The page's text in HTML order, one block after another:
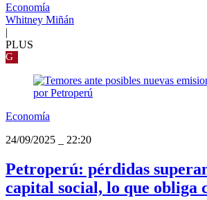
Economía
Whitney Miñán
|
PLUS
G
Economía
24/09/2025
22:20
Petroperú: pérdidas
capital social, lo que obliga